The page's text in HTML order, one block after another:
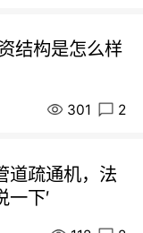
结构是怎么样
301 2
道疏通机，法
下′